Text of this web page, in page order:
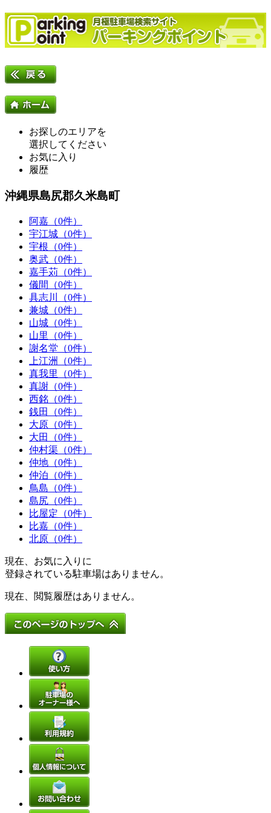
お探しのエリアを
選択してください
お気に入り
履歴
沖縄県島尻郡久米島町
阿嘉（0件）
宇江城（0件）
宇根（0件）
奥武（0件）
嘉手苅（0件）
儀間（0件）
具志川（0件）
兼城（0件）
山城（0件）
山里（0件）
謝名堂（0件）
上江洲（0件）
真我里（0件）
真謝（0件）
西銘（0件）
銭田（0件）
大原（0件）
大田（0件）
仲村渠（0件）
仲地（0件）
仲泊（0件）
鳥島（0件）
島尻（0件）
比屋定（0件）
比嘉（0件）
北原（0件）
現在、お気に入りに
登録されている駐車場はありません。
現在、閲覧履歴はありません。